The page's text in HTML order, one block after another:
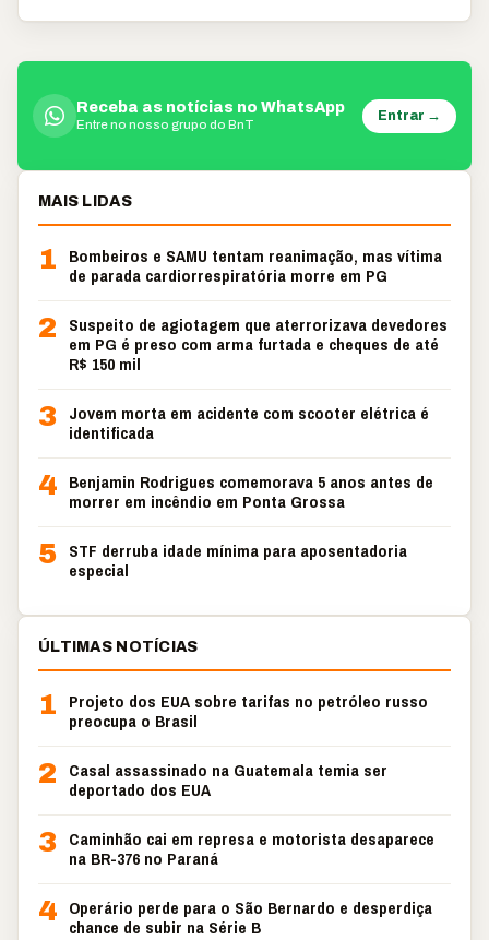
Receba as notícias no WhatsApp
Entre no nosso grupo do BnT
Entrar →
MAIS LIDAS
1
Bombeiros e SAMU tentam reanimação, mas vítima
de parada cardiorrespiratória morre em PG
2
Suspeito de agiotagem que aterrorizava devedores
em PG é preso com arma furtada e cheques de até
R$ 150 mil
3 Jovem morta em acidente com scooter elétrica é
identificada
4 Benjamin Rodrigues comemorava 5 anos antes de
morrer em incêndio em Ponta Grossa
5 STF derruba idade mínima para aposentadoria
especial
ÚLTIMAS NOTÍCIAS
1
Projeto dos EUA sobre tarifas no petróleo russo
preocupa o Brasil
2
Casal assassinado na Guatemala temia ser
deportado dos EUA
3 Caminhão cai em represa e motorista desaparece
na BR-376 no Paraná
4 Operário perde para o São Bernardo e desperdiça
chance de subir na Série B